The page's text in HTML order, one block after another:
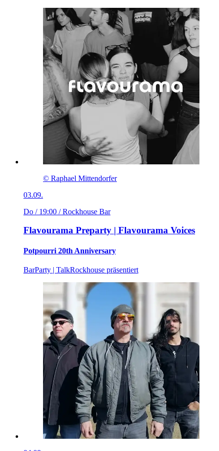
© Raphael Mittendorfer
03.09.
Do / 19:00 / Rockhouse Bar
Flavourama Preparty | Flavourama Voices
Potpourri 20th Anniversary
BarParty | TalkRockhouse präsentiert